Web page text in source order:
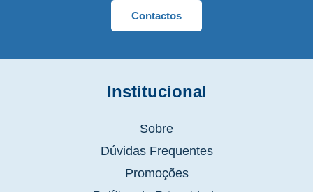
Contactos
Institucional
Sobre
Dúvidas Frequentes
Promoções